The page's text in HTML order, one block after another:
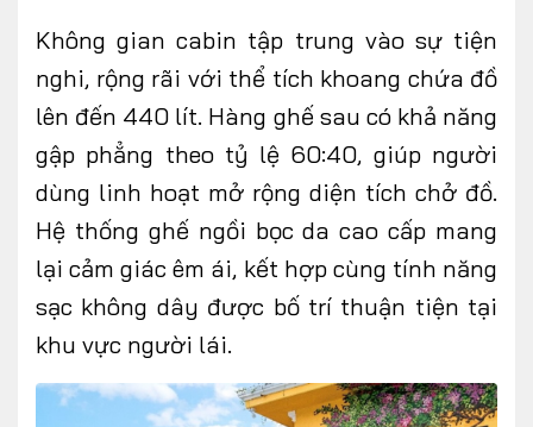
Không gian cabin tập trung vào sự tiện
nghi, rộng rãi với thể tích khoang chứa đồ
lên đến 440 lít. Hàng ghế sau có khả năng
gập phẳng theo tỷ lệ 60:40, giúp người
dùng linh hoạt mở rộng diện tích chở đồ.
Hệ thống ghế ngồi bọc da cao cấp mang
lại cảm giác êm ái, kết hợp cùng tính năng
sạc không dây được bố trí thuận tiện tại
khu vực người lái.